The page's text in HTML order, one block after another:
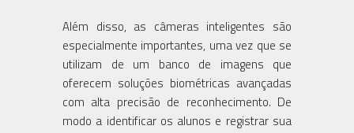
Além disso, as câmeras inteligentes são
especialmente importantes, uma vez que se
utilizam de um banco de imagens que
oferecem soluções biométricas avançadas
com alta precisão de reconhecimento. De
modo a identificar os alunos e registrar sua